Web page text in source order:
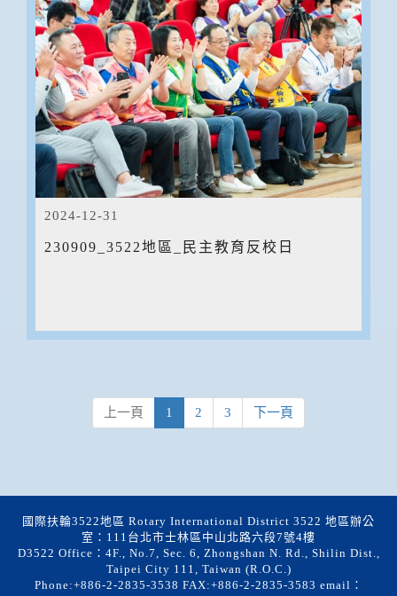
2024-12-31
230909_3522地區_民主教育反校日
上一頁 1 2 3 下一頁
國際扶輪3522地區 Rotary International District 3522 地區辦公
室：111台北市士林區中山北路六段7號4樓
D3522 Office：4F., No.7, Sec. 6, Zhongshan N. Rd., Shilin Dist.,
Taipei City 111, Taiwan (R.O.C.)
Phone:+886-2-2835-3538 FAX:+886-2-2835-3583 email：